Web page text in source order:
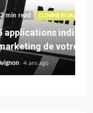
au